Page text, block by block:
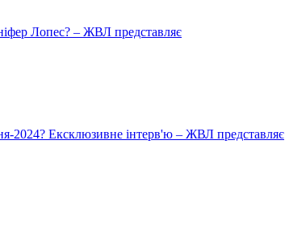
Лопес? – ЖВЛ представляє
2024? Ексклюзивне інтерв'ю – ЖВЛ представляє